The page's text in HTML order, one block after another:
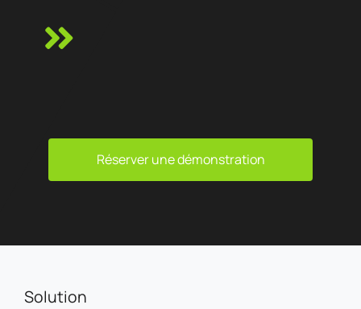
Réserver une démonstration
Solution